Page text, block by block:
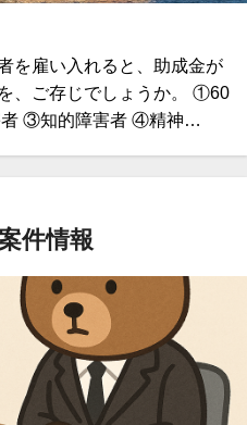
を雇い入れると、助成金が
、ご存じでしょうか。 ①60
者 ③知的障害者 ④精神…
件情報